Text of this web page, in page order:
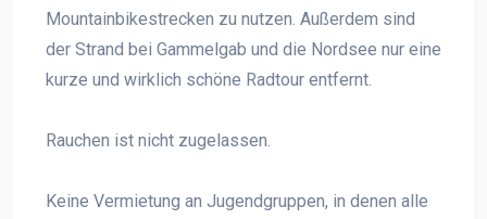
Mountainbikestrecken zu nutzen. Außerdem sind
der Strand bei Gammelgab und die Nordsee nur eine
kurze und wirklich schöne Radtour entfernt.
Rauchen ist nicht zugelassen.
Keine Vermietung an Jugendgruppen, in denen alle